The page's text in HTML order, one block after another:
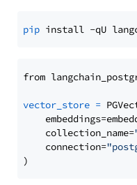
pip
from
vector_store =
    collection_name=
    connection=